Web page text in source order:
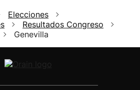
Elecciones
Resultados Congreso
Genevilla